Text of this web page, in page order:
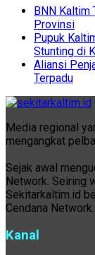
BNN Kaltim
Provinsi
Pupuk
Stunting di
Aliansi
Terpadu
Media regional
mengangkat
Sejak awal
Network. Seiring
Sekitarkaltim.id
Cendana Network.
Kanal